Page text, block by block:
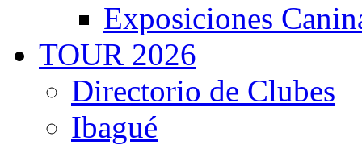
Exposiciones
TOUR 2026
Directorio de Clubes
Ibagué